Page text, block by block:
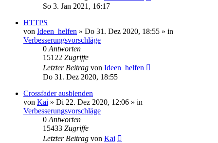
So 3. Jan 2021, 16:17
HTTPS
von Ideen_helfen » Do 31. Dez 2020, 18:55 » in
Verbesserungsvorschläge
0 Antworten
15122 Zugriffe
Letzter Beitrag von Ideen_helfen
Do 31. Dez 2020, 18:55
Crossfader ausblenden
von Kai » Di 22. Dez 2020, 12:06 » in
Verbesserungsvorschläge
0 Antworten
15433 Zugriffe
Letzter Beitrag von Kai